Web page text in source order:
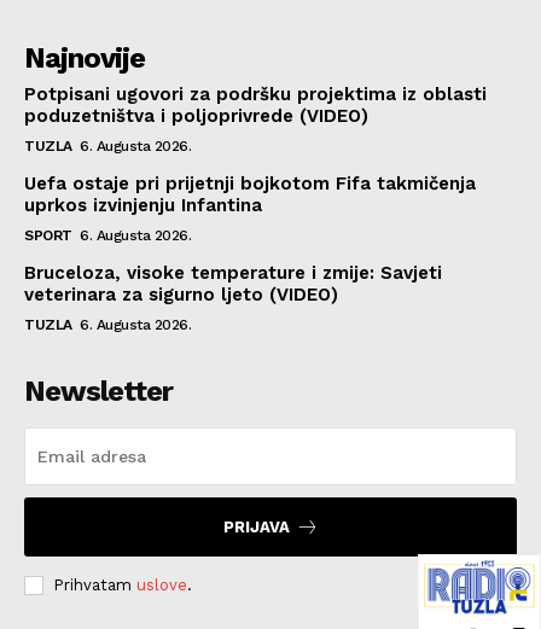
Najnovije
Potpisani ugovori za podršku projektima iz oblasti
poduzetništva i poljoprivrede (VIDEO)
TUZLA 6. Augusta 2026.
Uefa ostaje pri prijetnji bojkotom Fifa takmičenja
uprkos izvinjenju Infantina
SPORT 6. Augusta 2026.
Bruceloza, visoke temperature i zmije: Savjeti
veterinara za sigurno ljeto (VIDEO)
TUZLA 6. Augusta 2026.
Newsletter
PRIJAVA
Prihvatam uslove.